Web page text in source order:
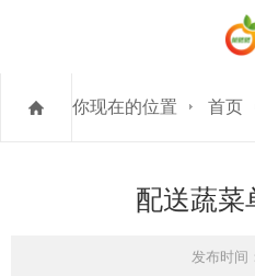
你现在的位置 首页
配送蔬菜
发布时间